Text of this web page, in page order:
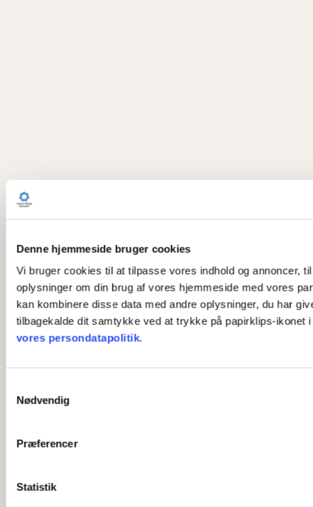
Denne hjemmeside bruger cookies
Vi bruger cookies til at tilpasse vores indhold og annoncer,
oplysninger om din brug af vores hjemmeside med vores
kan kombinere disse data med andre oplysninger, du har
tilbagekalde dit samtykke ved at trykke på papirklips-ikonet
vores persondatapolitik.
Nødvendig
Præferencer
Statistik